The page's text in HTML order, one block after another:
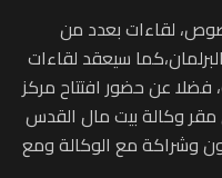
لقاءات بعدد من
سيعقد لقاءات
عن حضور افتتاح مركز
وكالة بيت مال القدس
وشراكة مع الوكالة ومع